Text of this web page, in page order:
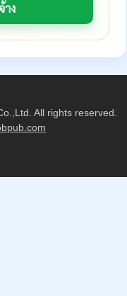
าง
All rights reserved.